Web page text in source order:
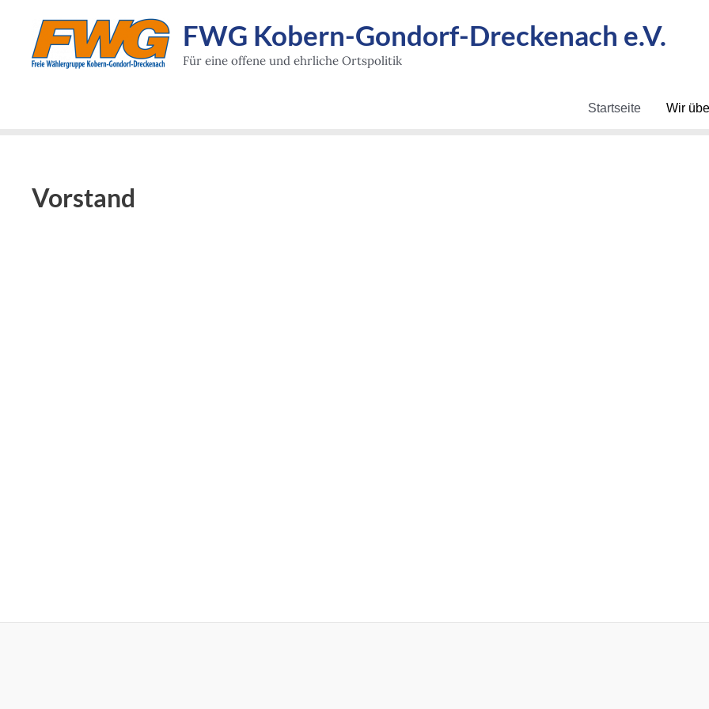
springen
FWG Kobern-Gondorf-Dreckenach e.V.
Für eine offene und ehrliche Ortspolitik
Startseite Wir
Vorstand